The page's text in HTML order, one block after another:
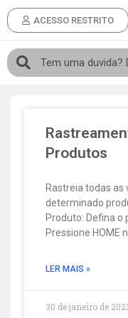
ACESSO RESTRITO
Produtos
Rastreia todas
determinado
Produto: Defina o
Pressione HOME
LER MAIS »
30 de janeiro de